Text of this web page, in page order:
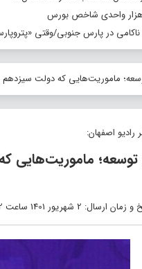
در پارس جنوبی/وقتی
ماموریت‌هایی که دولت سیزدهم با
رادیو اصفهان:
ماموریت‌هایی
ارسال: 2 شهریور 1401 ساعت 11:02